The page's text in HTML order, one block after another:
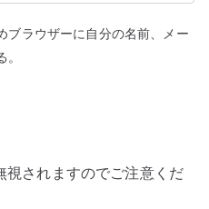
ブラウザーに自分の名前、メー
視されますのでご注意くだ